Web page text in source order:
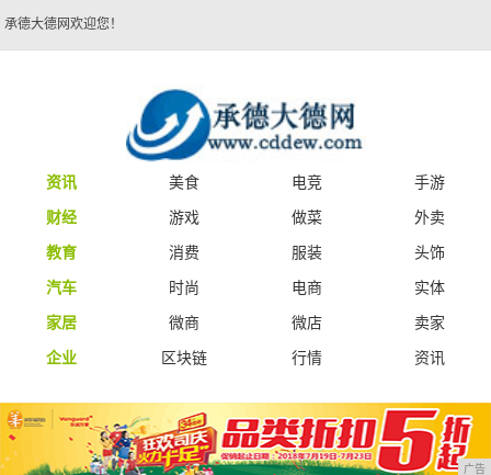
承德大德网欢迎您！
资讯 美食 电竞
手游
财经
游戏 做菜
外卖
教育
消费 服装
头饰
汽车
时尚 电商
实体
家居
微商 微店
卖家
企业
区块链 行情 资讯
广告